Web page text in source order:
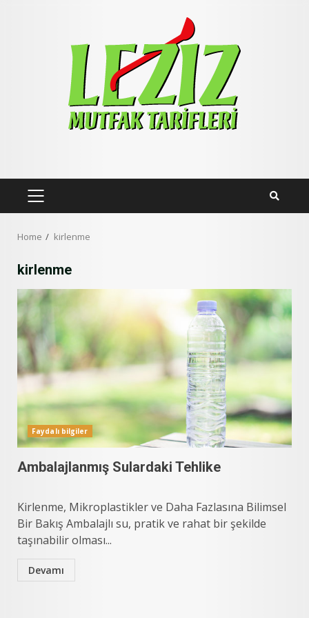
PRIMARY
Home kirlenme
kirlenme
Faydalı bilgiler
Ambalajlanmış Sulardaki Tehlike
Kirlenme, Mikroplastikler ve Daha Fazlasına Bilimsel
Bir Bakış Ambalajlı su, pratik ve rahat bir şekilde
taşınabilir olması...
Devamı